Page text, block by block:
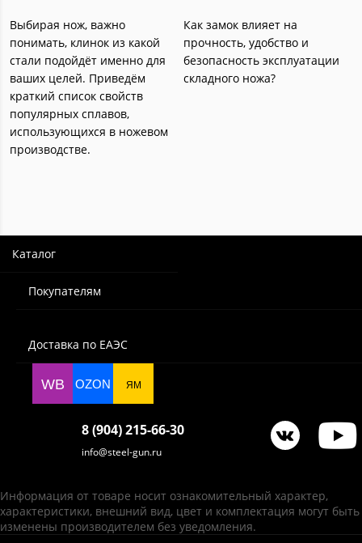
Выбирая нож, важно
понимать, клинок из какой
стали подойдёт именно для
ваших целей. Приведём
краткий список свойств
популярных сплавов,
использующихся в ножевом
производстве.
Как замок влияет на
прочность, удобство и
безопасность эксплуатации
складного ножа?
Каталог
Покупателям
Доставка по ЕАЭС
WB OZON ЯМ
8 (904) 215-66-30
info@steel-gun.ru
Информация от товаре носит ознакомительный характер,
характеристики, внешний вид, цвет и комплектация могут быть
изменены производителем без уведомления.